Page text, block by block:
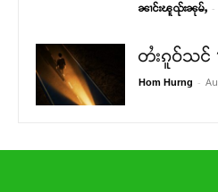
ၼၢင်းၽူၺ်းၼုမ်ႇ -
တႆးၵူဝ်သင်
Hom Hurng -